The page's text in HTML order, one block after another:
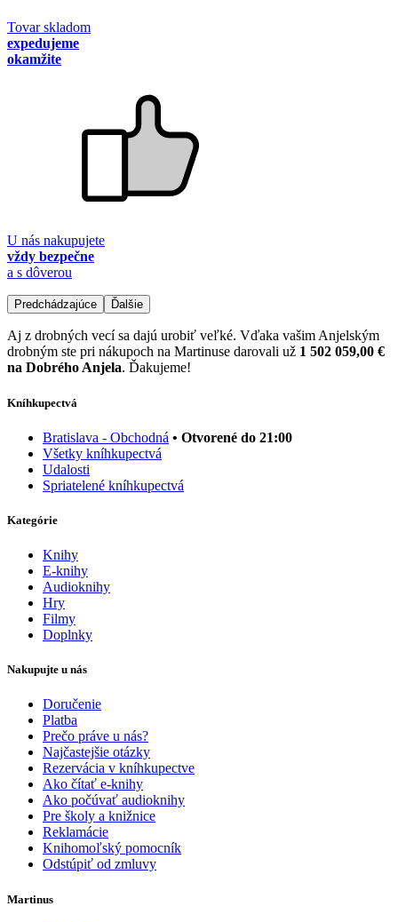
Tovar skladom
expedujeme
okamžite
U nás nakupujete
vždy bezpečne
a s dôverou
Predchádzajúce Ďalšie
Aj z drobných vecí sa dajú urobiť veľké. Vďaka vašim Anjelským
drobným ste pri nákupoch na Martinuse darovali už 1 502 059,00 €
na Dobrého Anjela. Ďakujeme!
Kníhkupectvá
Bratislava - Obchodná • Otvorené do 21:00
Všetky kníhkupectvá
Udalosti
Spriatelené kníhkupectvá
Kategórie
Knihy
E-knihy
Audioknihy
Hry
Filmy
Doplnky
Nakupujte u nás
Doručenie
Platba
Prečo práve u nás?
Najčastejšie otázky
Rezervácia v kníhkupectve
Ako čítať e-knihy
Ako počúvať audioknihy
Pre školy a knižnice
Reklamácie
Knihomoľský pomocník
Odstúpiť od zmluvy
Martinus